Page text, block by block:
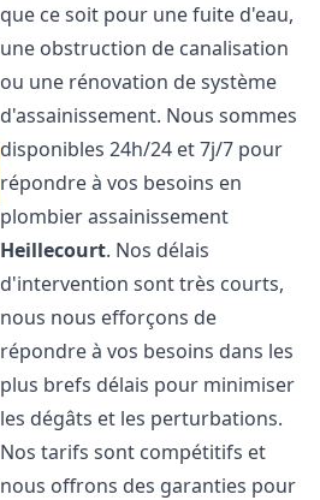
que ce soit pour une fuite d'eau,
une obstruction de canalisation
ou une rénovation de système
d'assainissement. Nous sommes
disponibles 24h/24 et 7j/7 pour
répondre à vos besoins en
plombier assainissement
Heillecourt. Nos délais
d'intervention sont très courts,
nous nous efforçons de
répondre à vos besoins dans les
plus brefs délais pour minimiser
les dégâts et les perturbations.
Nos tarifs sont compétitifs et
nous offrons des garanties pour